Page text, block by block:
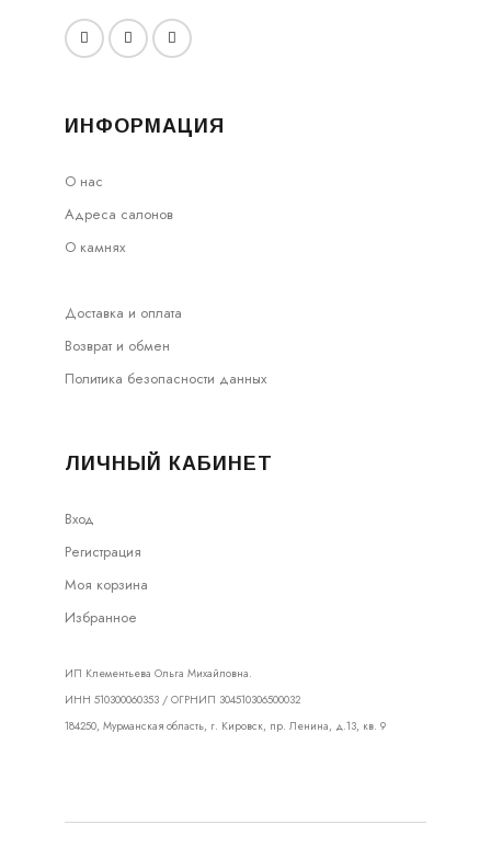
ИНФОРМАЦИЯ
О нас
Адреса салонов
О камнях
Доставка и оплата
Возврат и обмен
Политика безопасности данных
ЛИЧНЫЙ КАБИНЕТ
Вход
Регистрация
Моя корзина
Избранное
ИП Клементьева Ольга Михайловна.
ИНН 510300060353 / ОГРНИП 304510306500032
184250, Мурманская область, г. Кировск, пр. Ленина, д.13, кв. 9